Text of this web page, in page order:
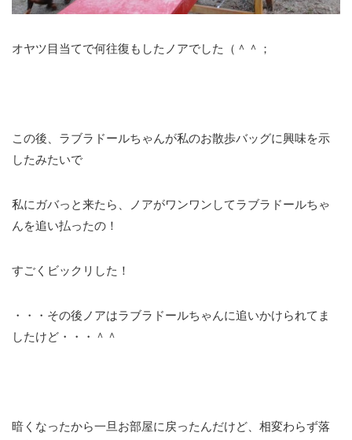
オヤツ目当てで何往復もしたノアでした（＾＾；
この後、ラブラドールちゃんが私のお散歩バッグに興味を示
したみたいで
私にガバっと来たら、ノアがワンワンしてラブラドールちゃ
んを追い払ったの！
すごくビックリした！
・・・その後ノアはラブラドールちゃんに追いかけられてま
したけど・・・＾＾
暗くなったから一旦お部屋に戻ったんだけど、相変わらず落